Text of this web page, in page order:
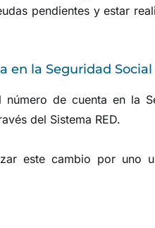
pendientes y estar
en la Seguridad Social
de cuenta en la
del Sistema RED.
este cambio por uno